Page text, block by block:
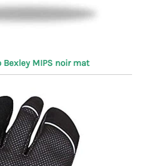
MIPS noir mat